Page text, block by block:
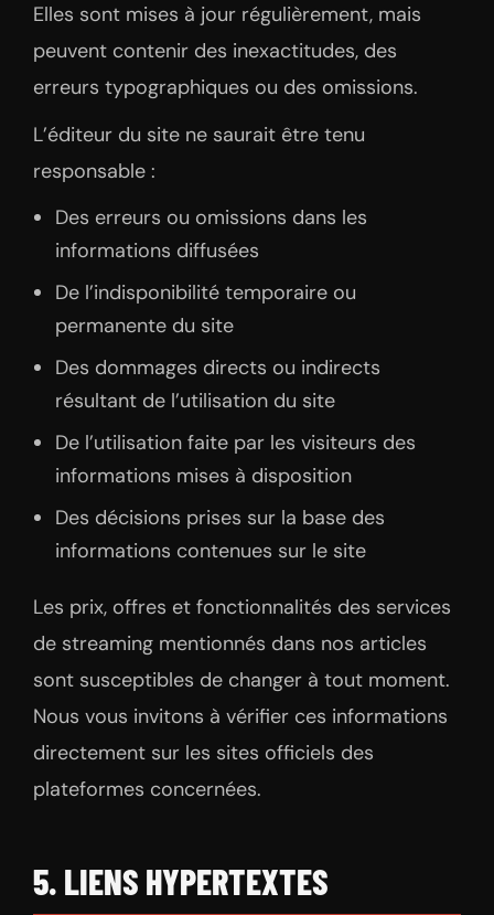
Elles sont mises à jour régulièrement, mais
peuvent contenir des inexactitudes, des
erreurs typographiques ou des omissions.
L’éditeur du site ne saurait être tenu
responsable :
Des erreurs ou omissions dans les
informations diffusées
De l’indisponibilité temporaire ou
permanente du site
Des dommages directs ou indirects
résultant de l’utilisation du site
De l’utilisation faite par les visiteurs des
informations mises à disposition
Des décisions prises sur la base des
informations contenues sur le site
Les prix, offres et fonctionnalités des services
de streaming mentionnés dans nos articles
sont susceptibles de changer à tout moment.
Nous vous invitons à vérifier ces informations
directement sur les sites officiels des
plateformes concernées.
5. LIENS HYPERTEXTES